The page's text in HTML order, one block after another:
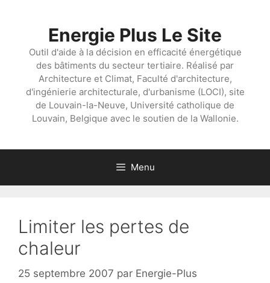
Energie Plus Le Site
Outil d'aide à la décision en efficacité énergétique
des bâtiments du secteur tertiaire. Réalisé par
Architecture et Climat, Faculté d'architecture,
d'ingénierie architecturale, d'urbanisme (LOCI), site
de Louvain-la-Neuve, Université catholique de
Louvain, Belgique avec le soutien de la Wallonie.
Menu
Limiter les pertes de
chaleur
25 septembre 2007 par Energie-Plus